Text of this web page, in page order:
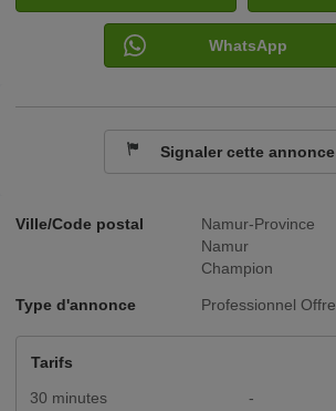
Ville/Code postal
Namur-Province
Namur
Champion
Type d'annonce Professionnel Offre
Tarifs
30 minutes
-
WhatsApp
Signaler cette annonce